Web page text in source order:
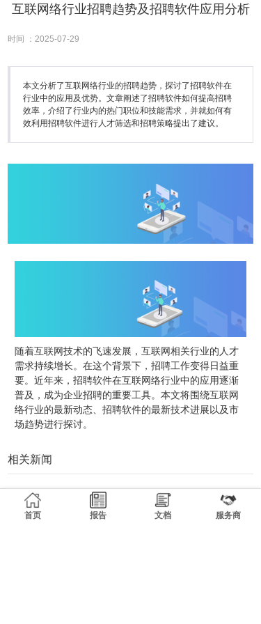
互联网络行业招聘趋势及招聘软件应用分析
时间 ：2025-07-29
本文分析了互联网络行业的招聘趋势，探讨了招聘软件在
行业中的应用及优势。文章阐述了招聘软件如何提高招聘
效率，介绍了行业内的热门职位和技能需求，并就如何有
效利用招聘软件进行人才筛选和招聘策略提出了建议。
随着互联网技术的飞速发展，互联网相关行业的人才
需求持续增长。在这个背景下，招聘工作变得日益重
要。近年来，招聘软件在互联网络行业中的应用逐渐
普及，成为企业招聘的重要工具。本文将围绕互联网
络行业的最新动态、招聘软件的最新技术进展以及市
场趋势进行探讨。
相关新闻
互联网络行业的人事与业务外包趋势探讨
互联网行业服务外包与岗位外包的发展与探讨
首页 报告 文档 服务商